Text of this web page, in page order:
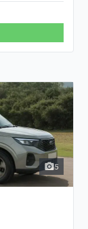
5